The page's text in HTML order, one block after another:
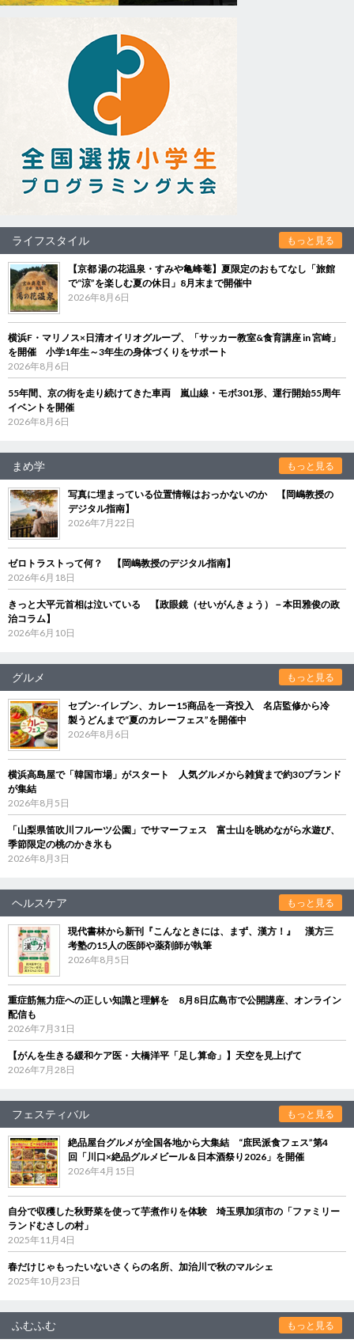
ライフスタイル もっと見る
【京都 湯の花温泉・すみや亀峰菴】夏限定のおもてなし「旅館
で“涼”を楽しむ夏の休日」8月末まで開催中
2026年8月6日
横浜F・マリノス×日清オイリオグループ、「サッカー教室&食育講座 in 宮崎」
を開催 小学1年生～3年生の身体づくりをサポート
2026年8月6日
55年間、京の街を走り続けてきた車両 嵐山線・モボ301形、運行開始55周年
イベントを開催
2026年8月6日
まめ学 もっと見る
写真に埋まっている位置情報はおっかないのか 【岡嶋教授の
デジタル指南】
2026年7月22日
ゼロトラストって何？ 【岡嶋教授のデジタル指南】
2026年6月18日
きっと大平元首相は泣いている 【政眼鏡（せいがんきょう）－本田雅俊の政
治コラム】
2026年6月10日
グルメ もっと見る
セブン‐イレブン、カレー15商品を一斉投入 名店監修から冷
製うどんまで“夏のカレーフェス”を開催中
2026年8月6日
横浜高島屋で「韓国市場」がスタート 人気グルメから雑貨まで約30ブランド
が集結
2026年8月5日
「山梨県笛吹川フルーツ公園」でサマーフェス 富士山を眺めながら水遊び、
季節限定の桃のかき氷も
2026年8月3日
ヘルスケア もっと見る
現代書林から新刊『こんなときには、まず、漢方！』 漢方三
考塾の15人の医師や薬剤師が執筆
2026年8月5日
重症筋無力症への正しい知識と理解を 8月8日広島市で公開講座、オンライン
配信も
2026年7月31日
【がんを生きる緩和ケア医・大橋洋平「足し算命」】天空を見上げて
2026年7月28日
フェスティバル もっと見る
絶品屋台グルメが全国各地から大集結 “庶民派食フェス”第4
回「川口×絶品グルメビール＆日本酒祭り2026」を開催
2026年4月15日
自分で収穫した秋野菜を使って芋煮作りを体験 埼玉県加須市の「ファミリー
ランドむさしの村」
2025年11月4日
春だけじゃもったいないさくらの名所、加治川で秋のマルシェ
2025年10月23日
ふむふむ もっと見る